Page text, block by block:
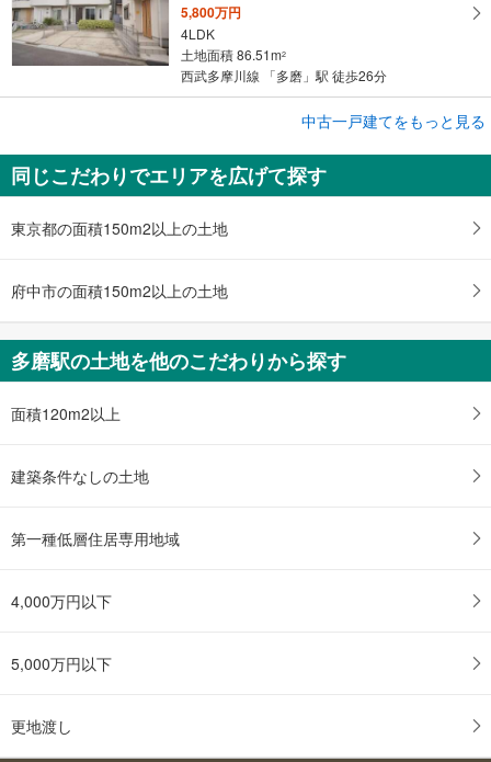
5,800万円
4LDK
土地面積 86.51m2
西武多摩川線 「多磨」駅 徒歩26分
府中市多磨町2丁目
2,280万円
4LDK
土地面積 73.45m
中古一戸建てをもっと見る
同じこだわりでエリアを広げて探す
東京都の面積150m2以上の土地
府中市の面積150m2以上の土地
多磨駅の土地を他のこだわりから探す
面積120m2以上
建築条件なしの土地
第一種低層住居専用地域
4,000万円以下
5,000万円以下
更地渡し